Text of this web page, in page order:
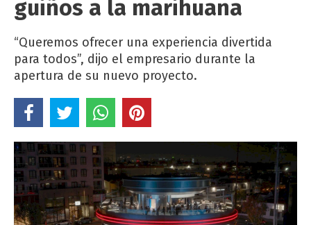
guiños a la marihuana
“Queremos ofrecer una experiencia divertida
para todos”, dijo el empresario durante la
apertura de su nuevo proyecto.